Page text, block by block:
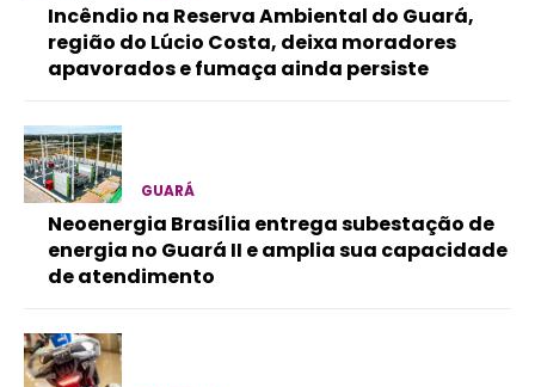
Incêndio na Reserva Ambiental do Guará,
região do Lúcio Costa, deixa moradores
apavorados e fumaça ainda persiste
GUARÁ
Neoenergia Brasília entrega subestação de
energia no Guará II e amplia sua capacidade
de atendimento